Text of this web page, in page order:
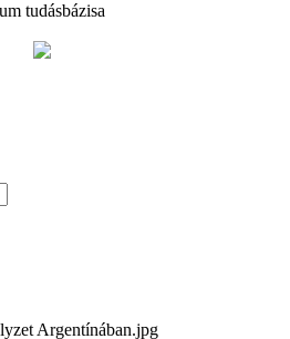
tudásbázisa